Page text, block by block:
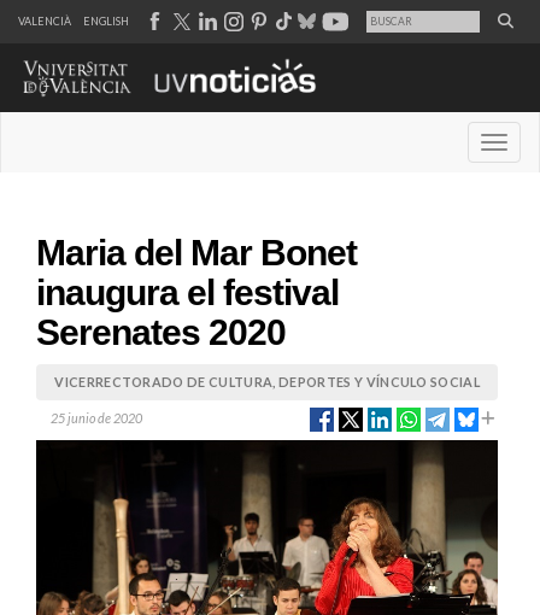
VALENCIÀ ENGLISH
Maria del Mar Bonet
inaugura el festival
Serenates 2020
VICERRECTORADO DE CULTURA, DEPORTES Y VÍNCULO SOCIAL
25 junio de 2020